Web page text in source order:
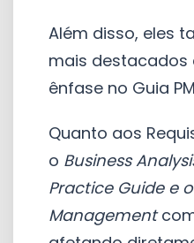
Além disso, eles
mais destacados
ênfase no Guia
Quanto aos
o Business
Practice Guide e
Management